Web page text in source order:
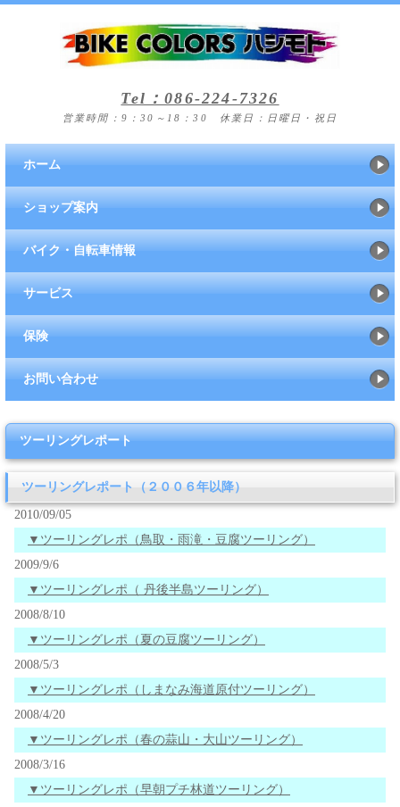
Tel：086-224-7326
営業時間：9：30～18：30 休業日：日曜日・祝日
ホーム
ショップ案内
バイク・自転車情報
サービス
保険
お問い合わせ
ツーリングレポート
ツーリングレポート（２００６年以降）
2010/09/05
▼ツーリングレポ（鳥取・雨滝・豆腐ツーリング）
2009/9/6
▼ツーリングレポ（ 丹後半島ツーリング）
2008/8/10
▼ツーリングレポ（夏の豆腐ツーリング）
2008/5/3
▼ツーリングレポ（しまなみ海道原付ツーリング）
2008/4/20
▼ツーリングレポ（春の蒜山・大山ツーリング）
2008/3/16
▼ツーリングレポ（早朝プチ林道ツーリング）